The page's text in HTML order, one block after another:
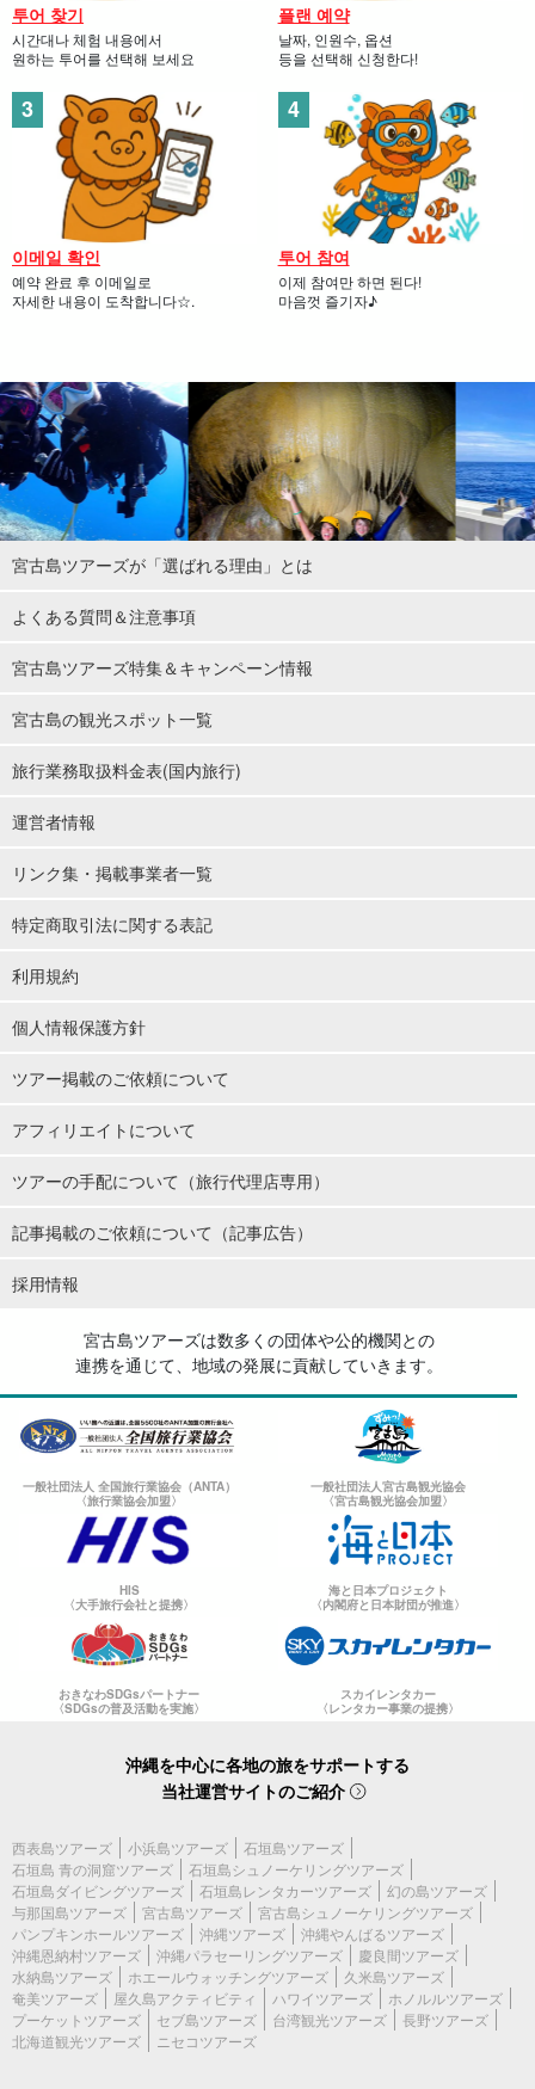
투어 찾기
시간대나 체험 내용에서
원하는 투어를 선택해 보세요
플랜 예약
날짜, 인원수, 옵션
등을 선택해 신청한다!
이메일 확인
예약 완료 후 이메일로
자세한 내용이 도착합니다☆.
투어 참여
이제 참여만 하면 된다!
마음껏 즐기자♪
宮古島ツアーズが「選ばれる理由」とは
よくある質問＆注意事項
宮古島ツアーズ特集＆キャンペーン情報
宮古島の観光スポット一覧
旅行業務取扱料金表(国内旅行)
運営者情報
リンク集・掲載事業者一覧
特定商取引法に関する表記
利用規約
個人情報保護方針
ツアー掲載のご依頼について
アフィリエイトについて
ツアーの手配について（旅行代理店専用）
記事掲載のご依頼について（記事広告）
採用情報
宮古島ツアーズは数多くの団体や公的機関との
連携を通じて、地域の発展に貢献していきます。
一般社団法人 全国旅行業協会（ANTA）
〈旅行業協会加盟〉
一般社団法人宮古島観光協会
〈宮古島観光協会加盟〉
HIS
〈大手旅行会社と提携〉
海と日本プロジェクト
〈内閣府と日本財団が推進〉
おきなわSDGsパートナー
〈SDGsの普及活動を実施〉
スカイレンタカー
〈レンタカー事業の提携〉
沖縄を中心に各地の旅をサポートする
当社運営サイトのご紹介
西表島ツアーズ 小浜島ツアーズ
石垣島ツアーズ
石垣島 青の洞窟ツアーズ
石垣島シュノーケリングツアーズ
石垣島ダイビングツアーズ
石垣島レンタカーツアーズ
幻の島ツアーズ
与那国島ツアーズ
宮古島ツアーズ
宮古島シュノーケリングツアーズ
パンプキンホールツアーズ
沖縄ツアーズ
沖縄やんばるツアーズ
沖縄恩納村ツアーズ
沖縄パラセーリングツアーズ
慶良間ツアーズ
水納島ツアーズ
ホエールウォッチングツアーズ
久米島ツアーズ
奄美ツアーズ
屋久島アクティビティ ハワイツアーズ
ホノルルツアーズ
プーケットツアーズ
セブ島ツアーズ 台湾観光ツアーズ
長野ツアーズ
北海道観光ツアーズ
ニセコツアーズ